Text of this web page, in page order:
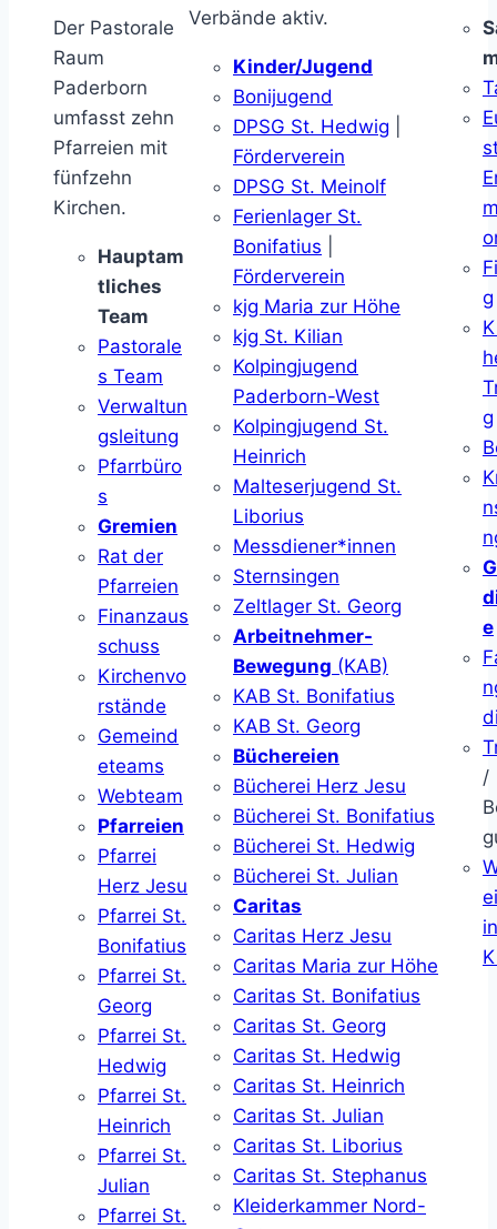
Der Pastorale
Raum
Paderborn
umfasst zehn
Pfarreien mit
fünfzehn
Kirchen.
Hauptam
tliches
Team
Pastorale
s Team
Verwaltun
gsleitung
Pfarrbüro
s
Gremien
Rat der
Pfarreien
Finanzaus
schuss
Kirchenvo
rstände
Gemeind
eteams
Webteam
Pfarreien
Pfarrei
Herz Jesu
Pfarrei St.
Bonifatius
Pfarrei St.
Georg
Pfarrei St.
Hedwig
Pfarrei St.
Heinrich
Pfarrei St.
Julian
Pfarrei St.
Verbände aktiv.
Kinder/Jugend
Bonijugend
DPSG St. Hedwig
Förderverein
DPSG St. Meinolf
Ferienlager St.
Bonifatius
Förderverein
kjg Maria zur Höhe
kjg St. Kilian
Kolpingjugend
Paderborn-West
Kolpingjugend St.
Heinrich
Malteserjugend St.
Liborius
Messdiener*innen
Sternsingen
Zeltlager St. Georg
Arbeitnehmer-
Bewegung (KAB)
KAB St. Bonifatius
KAB St. Georg
Büchereien
Bücherei Herz Jesu
Bücherei St. Bonifatius
Bücherei St. Hedwig
Bücherei St. Julian
Caritas
Caritas Herz Jesu
Caritas Maria zur Höhe
Caritas St. Bonifatius
Caritas St. Georg
Caritas St. Hedwig
Caritas St. Heinrich
Caritas St. Julian
Caritas St. Liborius
Caritas St. Stephanus
Kleiderkammer Nord-
g
g
e
/